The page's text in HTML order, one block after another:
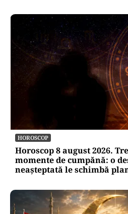
HOROSCOP
Horoscop 8 august 2026.
momente de cumpănă: o
neașteptată le schimbă